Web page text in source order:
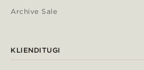
Archive Sale
KLIENDITUGI